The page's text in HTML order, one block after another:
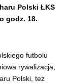
Polski ŁKS
godz. 18.
futbolu
rywalizacja,
Polski, też